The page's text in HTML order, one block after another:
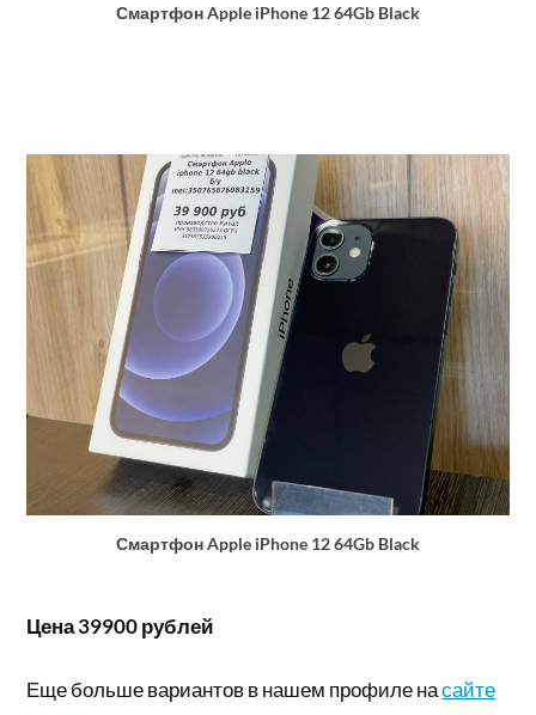
Смартфон Apple iPhone 12 64Gb Black
Смартфон Apple iPhone 12 64Gb Black
Цена 39900 рублей
Еще больше вариантов в нашем профиле насайте